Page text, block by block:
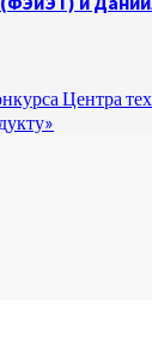
Центра